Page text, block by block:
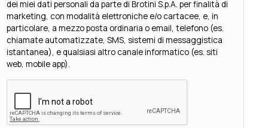
dei miei dati personali da parte di Brotini S.p.A. per finalità di
marketing, con modalità elettroniche e/o cartacee, e, in
particolare, a mezzo posta ordinaria o email, telefono (es.
chiamate automatizzate, SMS, sistemi di messaggistica
istantanea), e qualsiasi altro canale informatico (es. siti
web, mobile app).